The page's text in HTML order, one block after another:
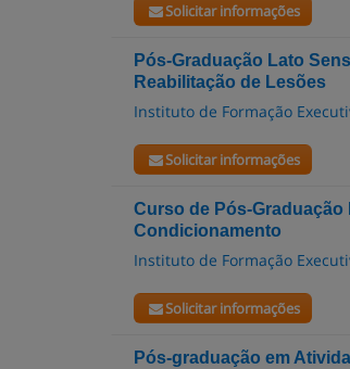
Solicitar informações
Pós-Graduação Lato
Reabilitação de Lesões
Instituto de Formação
Solicitar informações
Curso de Pós-Graduação
Condicionamento
Instituto de Formação
Solicitar informações
Pós-graduação em